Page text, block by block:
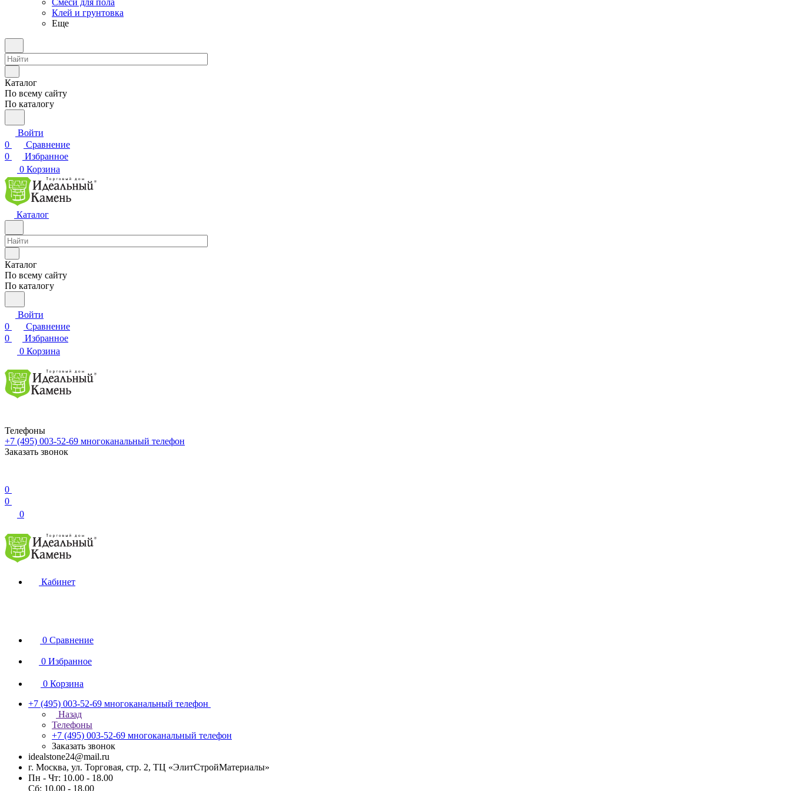
Смеси для пола
Клей и грунтовка
Еще
Каталог
По всему сайту
По каталогу
Войти
0
Сравнение
0
Избранное
0 Корзина
Каталог
Каталог
По всему сайту
По каталогу
Войти
0
Сравнение
0
Избранное
0 Корзина
Телефоны
+7 (495) 003-52-69 многоканальный телефон
Заказать звонок
0
0
0
Кабинет
0 Сравнение
0 Избранное
0 Корзина
+7 (495) 003-52-69 многоканальный телефон
Назад
Телефоны
+7 (495) 003-52-69 многоканальный телефон
Заказать звонок
idealstone24@mail.ru
г. Москва, ул. Торговая, стр. 2, ТЦ «ЭлитСтройМатериалы»
Пн - Чт: 10.00 - 18.00
Сб: 10.00 - 18.00